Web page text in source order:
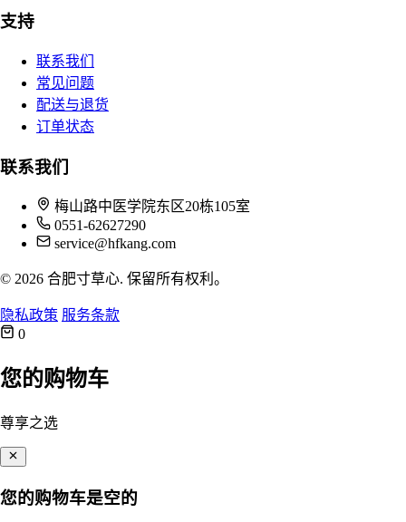
支持
联系我们
常见问题
配送与退货
订单状态
联系我们
梅山路中医学院东区20栋105室
0551-62627290
service@hfkang.com
© 2026 合肥寸草心. 保留所有权利。
隐私政策 服务条款
0
您的购物车
尊享之选
您的购物车是空的